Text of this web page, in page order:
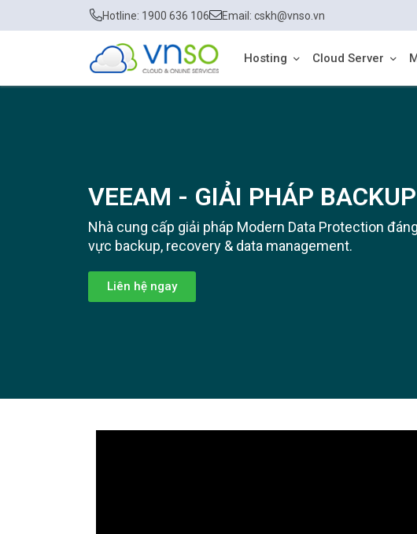
Hotline: 1900 636 106 Email: cskh@vnso.vn
Hosting Cloud Server
VEEAM - GIẢI PHÁP
Nhà cung cấp giải pháp Modern Data Protection
vực backup, recovery & data management.
Liên hệ ngay